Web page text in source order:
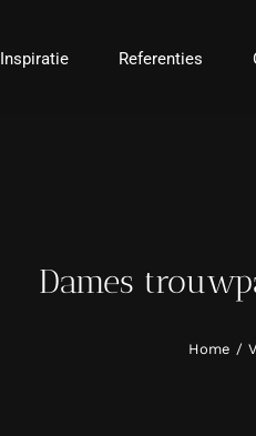
Inspiratie Referenties
Dames
Home